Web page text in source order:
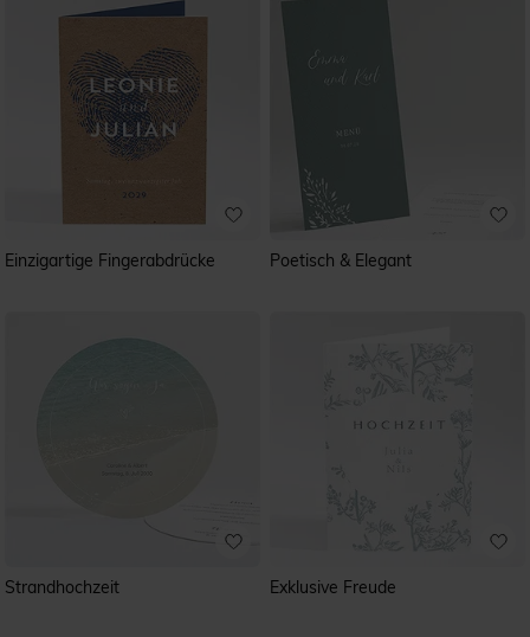
Einzigartige Fingerabdrücke Poetisch & Elegant
Strandhochzeit Exklusive Freude